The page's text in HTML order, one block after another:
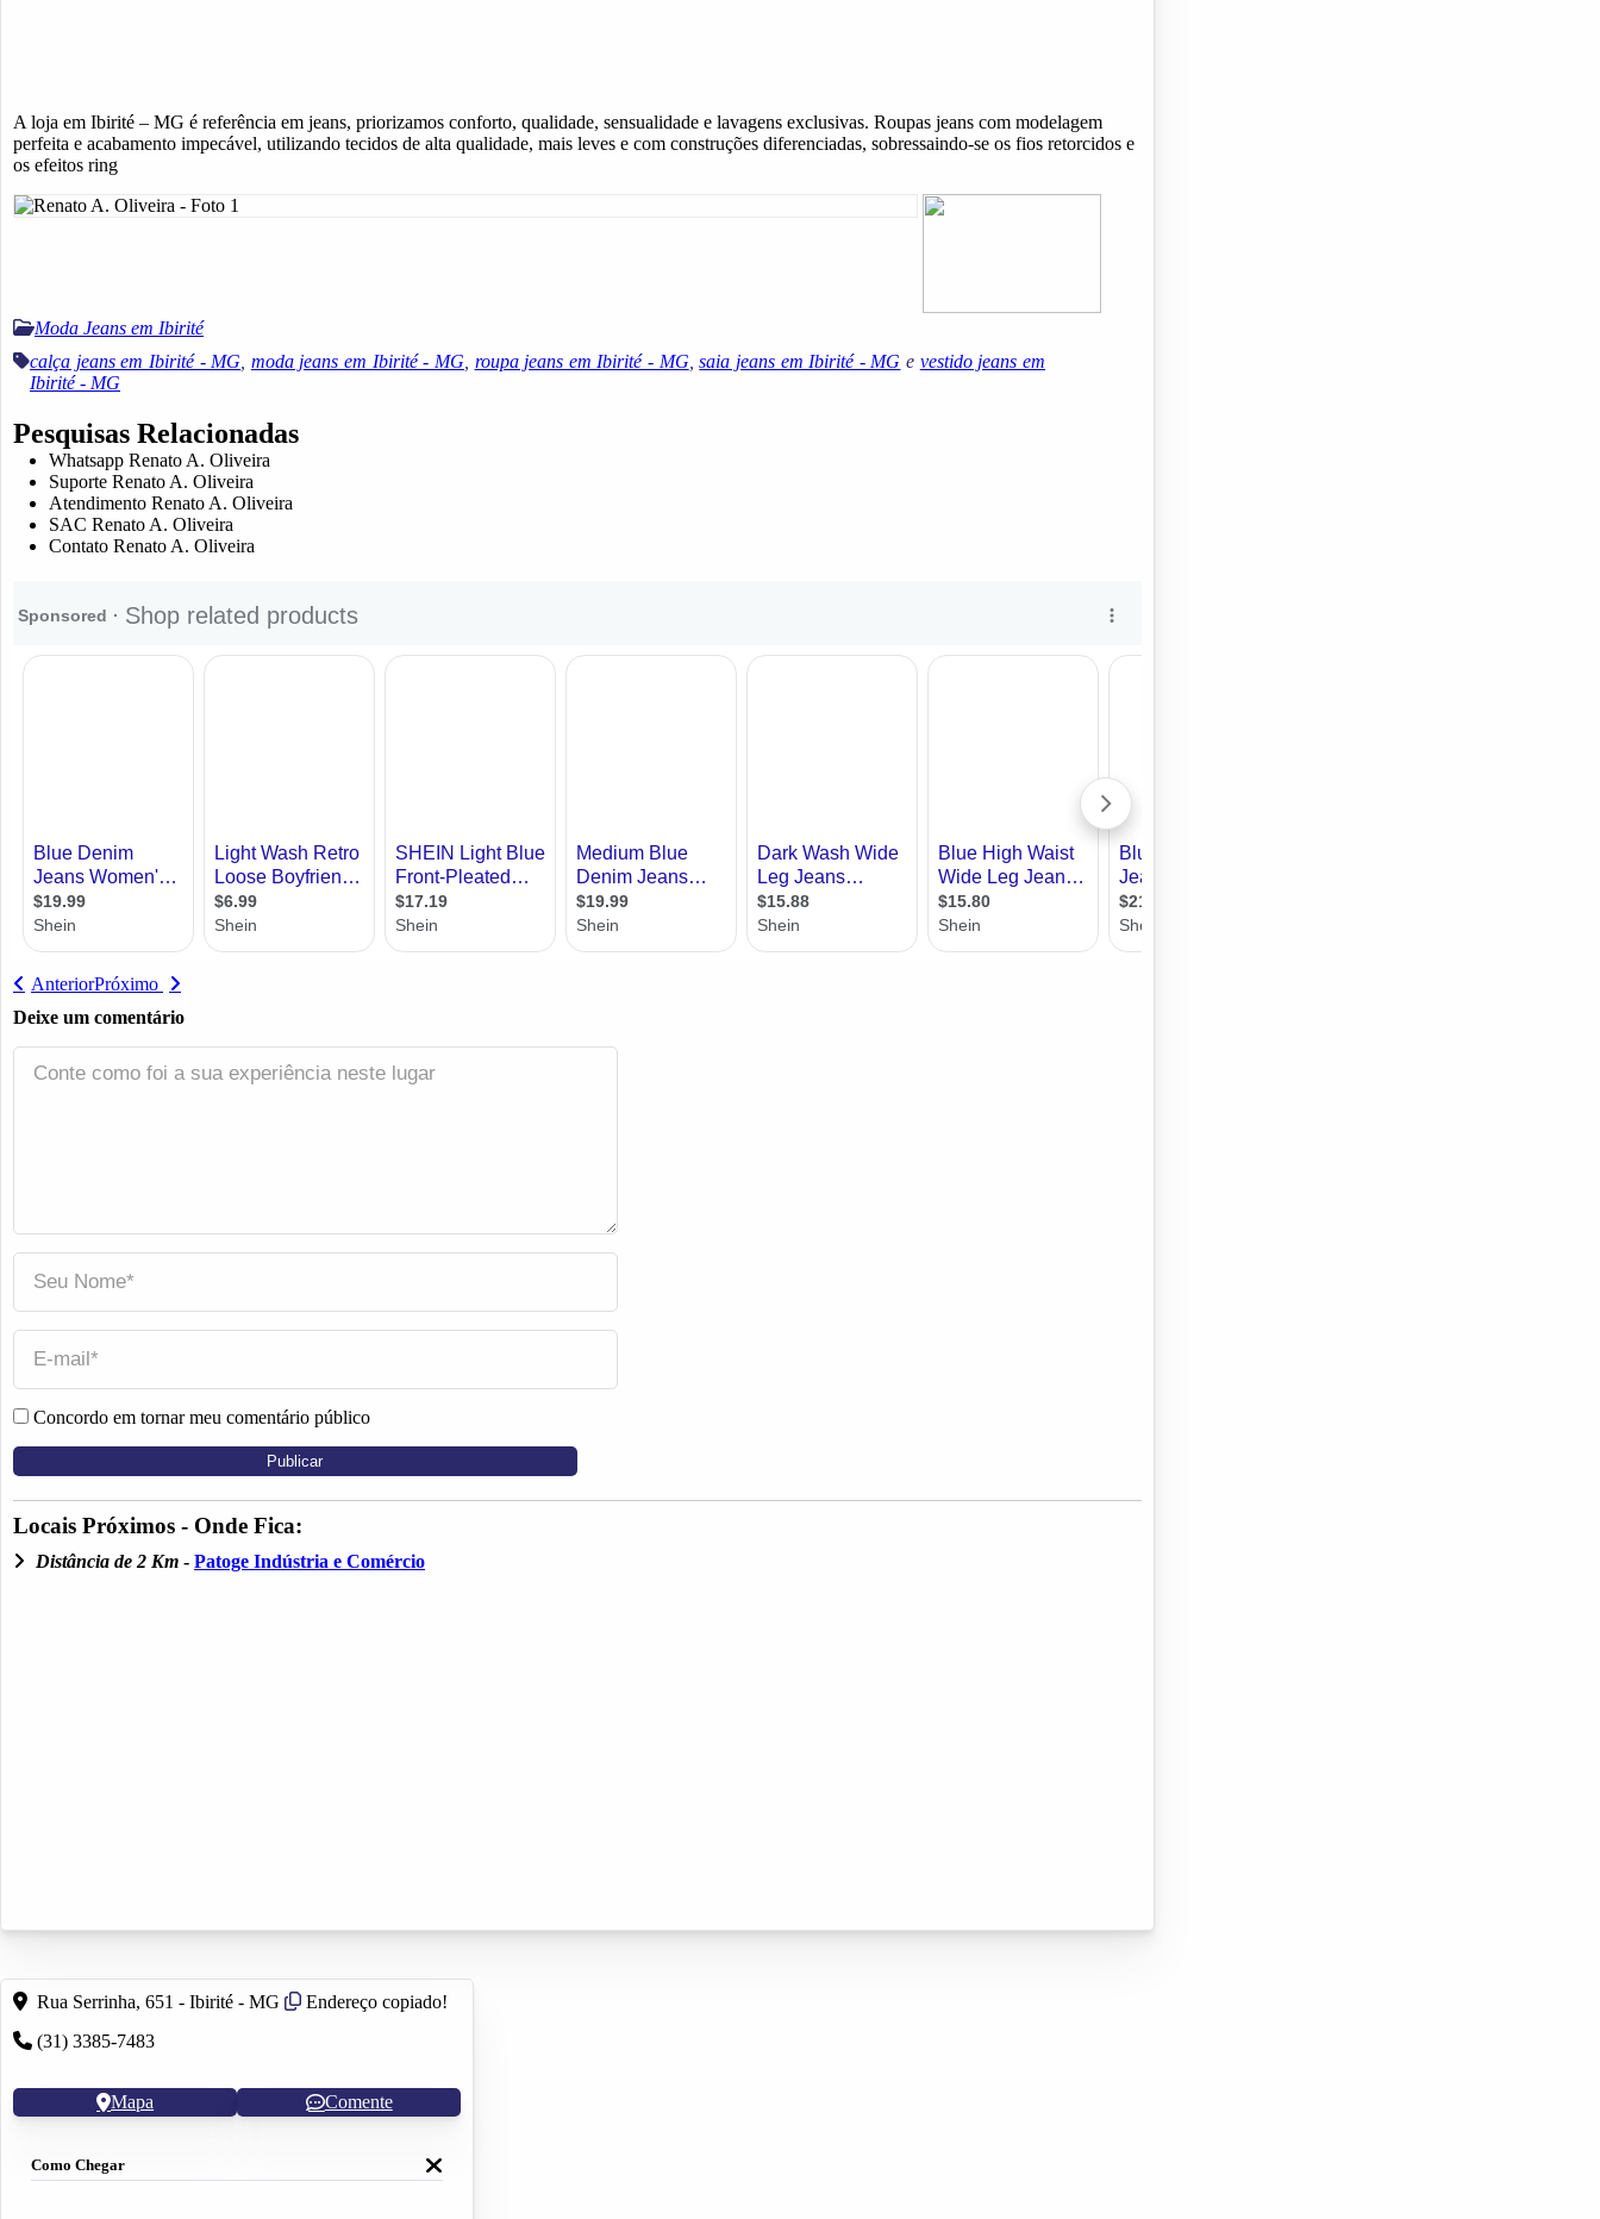
A loja em Ibirité – MG é referência em jeans, priorizamos conforto, qualidade, sensualidade e lavagens exclusivas. Roupas jeans com modelagem
perfeita e acabamento impecável, utilizando tecidos de alta qualidade, mais leves e com construções diferenciadas, sobressaindo-se os fios retorcidos e
os efeitos ring
Moda Jeans em Ibirité
calça jeans em Ibirité - MG moda jeans em Ibirité - MG roupa jeans em Ibirité - MG ,saia jeans em Ibirité - MG e vestido jeans em
Ibirité - MG
Pesquisas Relacionadas
Whatsapp Renato A. Oliveira
Suporte Renato A. Oliveira
Atendimento Renato A. Oliveira
SAC Renato A. Oliveira
Contato Renato A. Oliveira
AnteriorPróximo
Deixe um comentário
Concordo em tornar meu comentário público
Locais Próximos - Onde Fica:
Distância de 2 Km - Patoge Indústria e Comércio
Rua Serrinha, 651 - Ibirité - MG
Endereço copiado!
(31) 3385-7483
Mapa Comente
Como Chegar